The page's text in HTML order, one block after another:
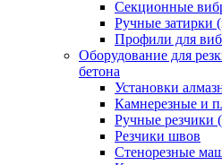
Секционные
Ручные затирки
Профили для
Оборудование для
бетона
Установки
Камнерезные и
Ручные резчики
Резчики швов
Стенорезные